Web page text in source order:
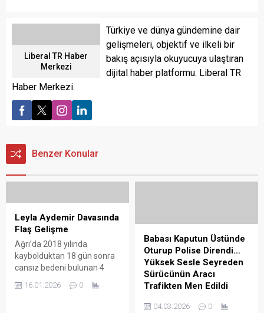
Liberal TR Haber
Merkezi
Türkiye ve dünya gündemine dair
gelişmeleri, objektif ve ilkeli bir
bakış açısıyla okuyucuya ulaştıran
dijital haber platformu. Liberal TR
Haber Merkezi.
Benzer Konular
Leyla Aydemir Davasında
Flaş Gelişme
Ağrı’da 2018 yılında
kaybolduktan 18 gün sonra
cansız bedeni bulunan 4
ölümüne ilişkin haklarındaki
16.01.2026 0
Babası Kaputun Üstünde
Oturup Polise Direndi…
Yüksek Sesle Seyreden
Sürücünün Aracı
Trafikten Men Edildi
04.03.2026 0